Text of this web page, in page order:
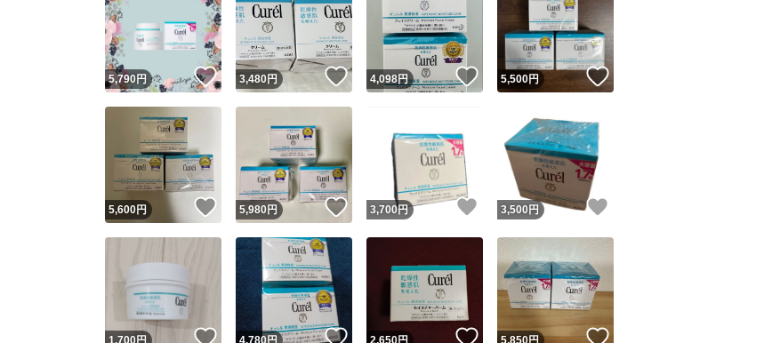
安心発送 このユーザーは設定した発送日数内に発送しています
5,790円 いいね！
3,480円 いいね！
4,098円 いいね！
5,500円
5,600円 いいね！
5,980円 いいね！
3,700円 いいね！
3,500 円
1,700円 いいね！
4,780円 いいね！
2,650円 いいね！
5,850円